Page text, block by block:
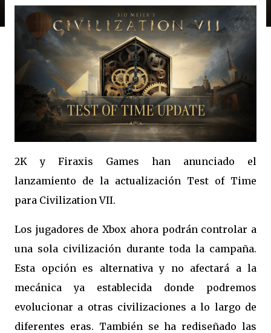
2K y Firaxis Games han anunciado el
lanzamiento de la actualización Test of Time
para Civilization VII.
Los jugadores de Xbox ahora podrán controlar a
una sola civilización durante toda la campaña.
Esta opción es alternativa y no afectará a la
mecánica ya establecida donde podremos
evolucionar a otras civilizaciones a lo largo de
diferentes eras. También se ha rediseñado las